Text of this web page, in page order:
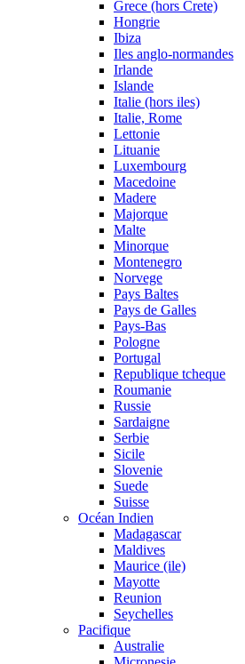
Grece (hors Crete)
Hongrie
Ibiza
Iles anglo-normandes
Irlande
Islande
Italie (hors iles)
Italie, Rome
Lettonie
Lituanie
Luxembourg
Macedoine
Madere
Majorque
Malte
Minorque
Montenegro
Norvege
Pays Baltes
Pays de Galles
Pays-Bas
Pologne
Portugal
Republique tcheque
Roumanie
Russie
Sardaigne
Serbie
Sicile
Slovenie
Suede
Suisse
Océan Indien
Madagascar
Maldives
Maurice (ile)
Mayotte
Reunion
Seychelles
Pacifique
Australie